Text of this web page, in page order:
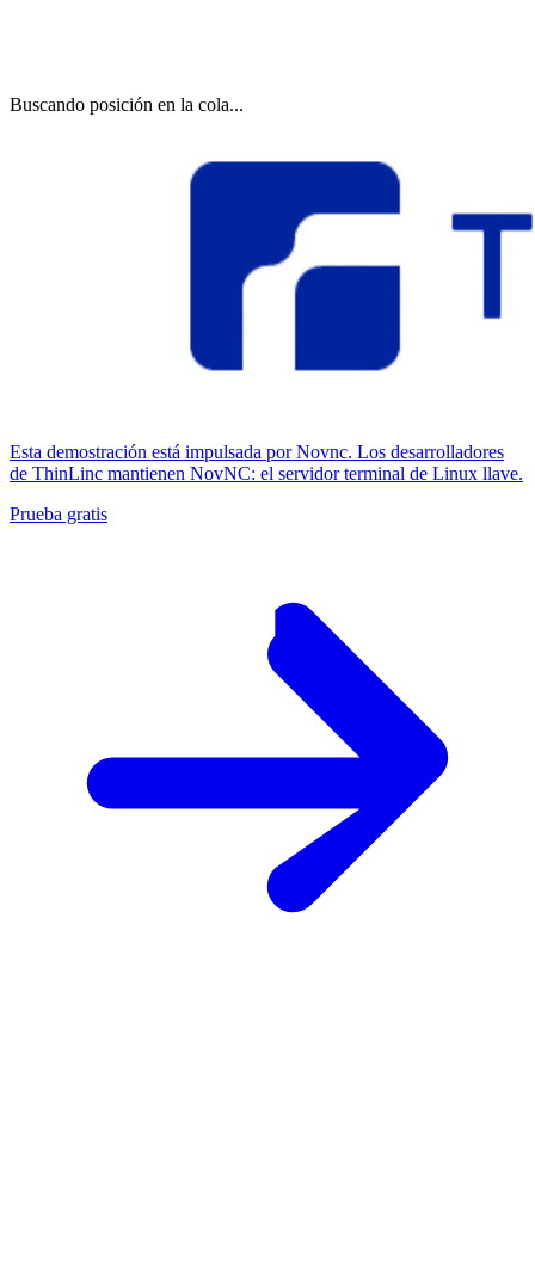
Buscando posición en la cola...
Esta demostración está impulsada por Novnc. Los desarrolladores
de ThinLinc mantienen NovNC: el servidor terminal de Linux llave.
Prueba gratis